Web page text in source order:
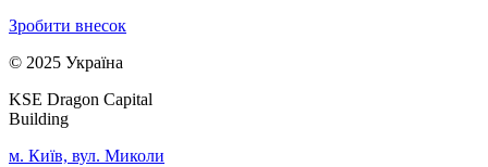
Зробити внесок
© 2025 Україна
KSE Dragon Capital
Building
м. Київ, вул. Миколи